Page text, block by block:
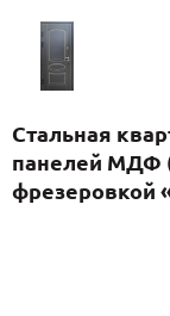
ПО НАЗНАЧЕНИЮ
ПО КОНСТРУКЦИИ
Стальная
панелей МДФ
фрезеровкой